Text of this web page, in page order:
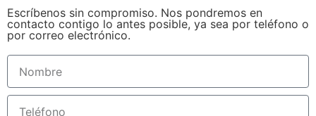
Escríbenos sin compromiso. Nos pondremos en
contacto contigo lo antes posible, ya sea por teléfono o
por correo electrónico.